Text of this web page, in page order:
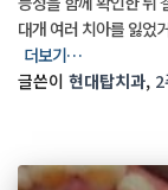
대개 여러 치아를 잃었
더보기…
글쓴이 현대탑치과,